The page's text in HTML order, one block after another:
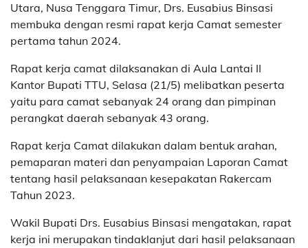
Utara, Nusa Tenggara Timur, Drs. Eusabius Binsasi
membuka dengan resmi rapat kerja Camat semester
pertama tahun 2024.
Rapat kerja camat dilaksanakan di Aula Lantai II
Kantor Bupati TTU, Selasa (21/5) melibatkan peserta
yaitu para camat sebanyak 24 orang dan pimpinan
perangkat daerah sebanyak 43 orang.
Rapat kerja Camat dilakukan dalam bentuk arahan,
pemaparan materi dan penyampaian Laporan Camat
tentang hasil pelaksanaan kesepakatan Rakercam
Tahun 2023.
Wakil Bupati Drs. Eusabius Binsasi mengatakan, rapat
kerja ini merupakan tindaklanjut dari hasil pelaksanaan